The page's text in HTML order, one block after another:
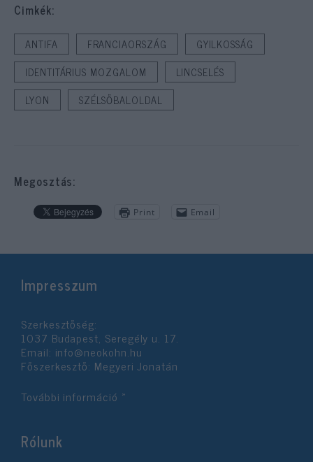
Cimkék:
ANTIFA FRANCIAORSZÁG
GYILKOSSÁG
IDENTITÁRIUS MOZGALOM
LINCSELÉS
LYON
SZÉLSŐBALOLDAL
Megosztás:
Print Email
Impresszum
Szerkesztőség:
1037 Budapest, Seregély u. 17.
Email: info@neokohn.hu
Főszerkesztő: Megyeri Jonatán
További információ »
Rólunk